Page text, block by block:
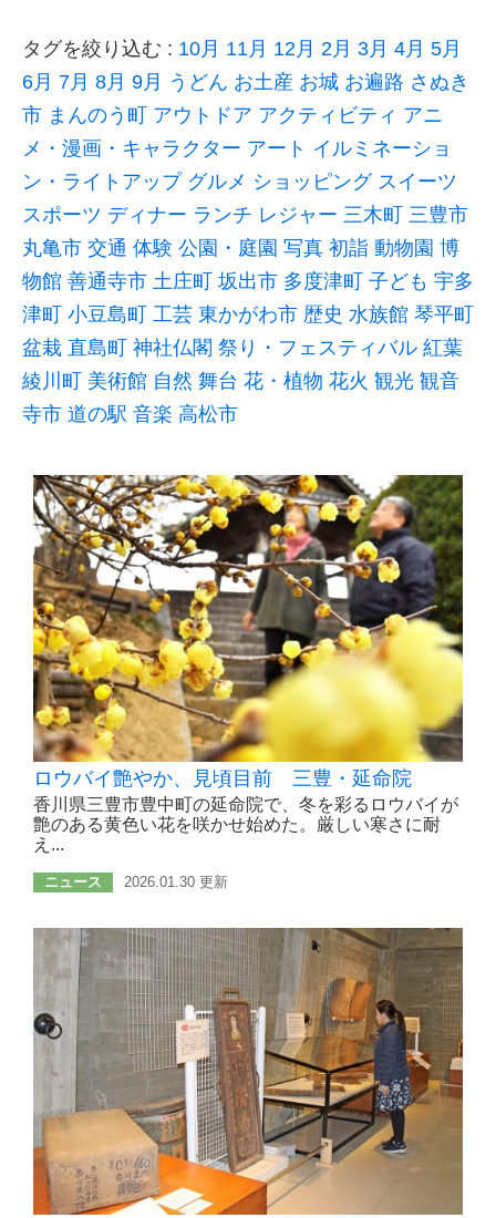
タグを絞り込む : 10月 11月 12月 2月 3月 4月 5月
6月 7月 8月 9月 うどん お土産 お城 お遍路 さぬき
市 まんのう町 アウトドア アクティビティ アニ
メ・漫画・キャラクター アート イルミネーショ
ン・ライトアップ グルメ ショッピング スイーツ
スポーツ ディナー ランチ レジャー 三木町
三豊市
丸亀市 交通 体験 公園・庭園 写真 初詣 動物園 博
物館 善通寺市 土庄町 坂出市 多度津町 子ども 宇多
津町
小豆島町 工芸 東かがわ市 歴史 水族館 琴平町
盆栽 直島町 神社仏閣 祭り・フェスティバル 紅葉
綾川町
美術館 自然 舞台 花・植物 花火 観光 観音
寺市 道の駅 音楽 高松市
ロウバイ艶やか、見頃目前 三豊・延命院
香川県三豊市豊中町の延命院で、冬を彩るロウバイが
艶のある黄色い花を咲かせ始めた。厳しい寒さに耐
え...
ニュース 2026.01.30 更新